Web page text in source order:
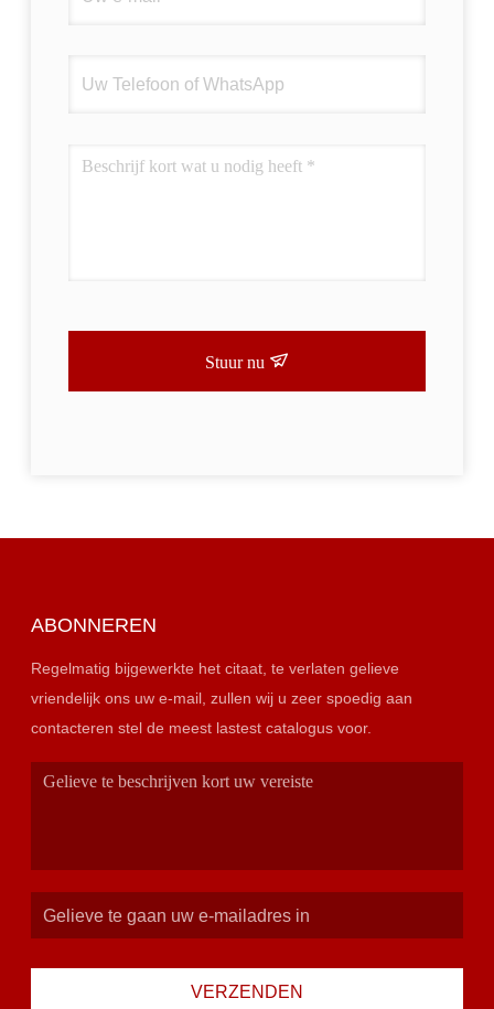
Stuur nu
ABONNEREN
Regelmatig bijgewerkte het citaat, te verlaten gelieve
vriendelijk ons uw e-mail, zullen wij u zeer spoedig aan
contacteren stel de meest lastest catalogus voor.
VERZENDEN